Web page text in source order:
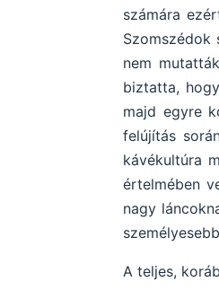
számára
nem
biztatta,
majd egyre
felújítás
kávékultúra
értelmében
nagy
A teljes,